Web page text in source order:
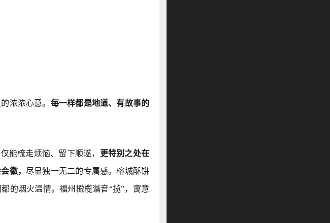
浓浓心意。 每一样都是地道、有故事的
能梳走烦恼、留下顺遂， 更特别之处在
徽，尽显独一无二的专属感。榕城酥饼
的烟火温情。福州橄榄谐音“揽”，寓意